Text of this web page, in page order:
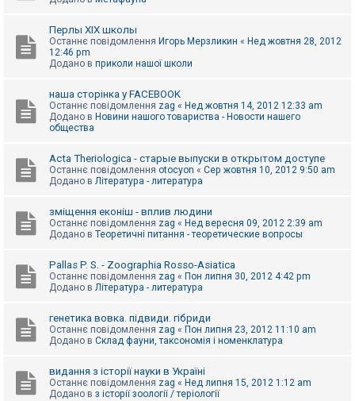
Перлы ХІХ школы
Останнє повідомлення Игорь Мерзликин « Нед жовтня 28, 2012
12:46 pm
Додано в приколи нашої школи
наша сторінка у FACEBOOK
Останнє повідомлення zag « Нед жовтня 14, 2012 12:33 am
Додано в Новини нашого товариства - Новости нашего
общества
Acta Theriologica - старые выпуски в открытом доступе
Останнє повідомлення otocyon « Сер жовтня 10, 2012 9:50 am
Додано в Література - литература
зміщення еконіш - вплив людини
Останнє повідомлення zag « Нед вересня 09, 2012 2:39 am
Додано в Теоретичні питання - теоретические вопросы
Pallas P. S. - Zoographia Rosso-Asiatica
Останнє повідомлення zag « Пон липня 30, 2012 4:42 pm
Додано в Література - литература
генетика вовка. підвиди. гібриди
Останнє повідомлення zag « Пон липня 23, 2012 11:10 am
Додано в Склад фауни, таксономія і номенклатура
видання з історії науки в Україні
Останнє повідомлення zag « Нед липня 15, 2012 1:12 am
Додано в з історії зоології / теріології